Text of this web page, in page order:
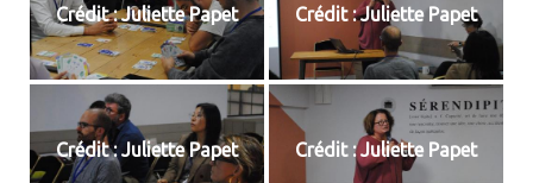
Crédit : Juliette Papet Crédit : Juliette Papet
Crédit : Juliette Papet Crédit : Juliette Papet